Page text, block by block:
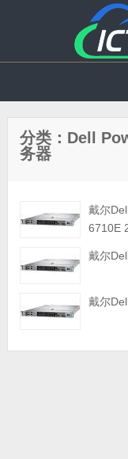
分类：Dell
务器
戴尔
6710E
源丨三
戴尔
戴尔